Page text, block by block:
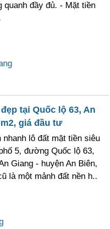
quanh đầy đủ. - Mặt tiền
tại Quốc lộ 63, An
giá đầu tư
nhanh lô đất mặt tiền siêu
5, đường Quốc lộ 63,
Giang - huyện An Biên,
là một mảnh đất nền h..